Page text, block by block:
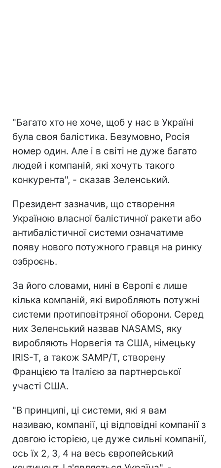
"Багато хто не хоче, щоб у нас в Україні
була своя балістика. Безумовно, Росія
номер один. Але і в світі не дуже багато
людей і компаній, які хочуть такого
конкурента", - сказав Зеленський.
Президент зазначив, що створення
Україною власної балістичної ракети або
антибалістичної системи означатиме
появу нового потужного гравця на ринку
озброєнь.
За його словами, нині в Європі є лише
кілька компаній, які виробляють потужні
системи протиповітряної оборони. Серед
них Зеленський назвав NASAMS, яку
виробляють Норвегія та США, німецьку
IRIS-T, а також SAMP/T, створену
Францією та Італією за партнерської
участі США.
"В принципі, ці системи, які я вам
називаю, компанії, ці відповідні компанії з
довгою історією, це дуже сильні компанії,
ось їх 2, 3, 4 на весь європейський